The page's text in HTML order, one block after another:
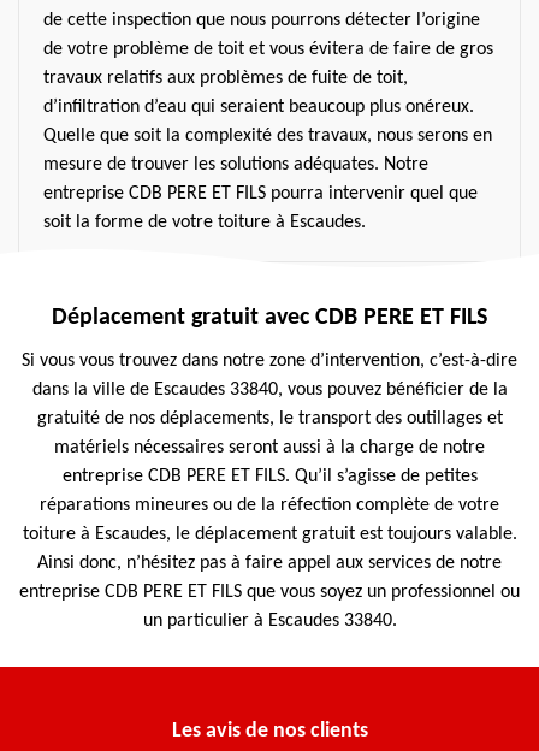
de cette inspection que nous pourrons détecter l’origine
de votre problème de toit et vous évitera de faire de gros
travaux relatifs aux problèmes de fuite de toit,
d’infiltration d’eau qui seraient beaucoup plus onéreux.
Quelle que soit la complexité des travaux, nous serons en
mesure de trouver les solutions adéquates. Notre
entreprise CDB PERE ET FILS pourra intervenir quel que
soit la forme de votre toiture à Escaudes.
Déplacement gratuit avec CDB PERE ET FILS
Si vous vous trouvez dans notre zone d’intervention, c’est-à-dire
dans la ville de Escaudes 33840, vous pouvez bénéficier de la
gratuité de nos déplacements, le transport des outillages et
matériels nécessaires seront aussi à la charge de notre
entreprise CDB PERE ET FILS. Qu’il s’agisse de petites
réparations mineures ou de la réfection complète de votre
toiture à Escaudes, le déplacement gratuit est toujours valable.
Ainsi donc, n’hésitez pas à faire appel aux services de notre
entreprise CDB PERE ET FILS que vous soyez un professionnel ou
un particulier à Escaudes 33840.
Les avis de nos clients